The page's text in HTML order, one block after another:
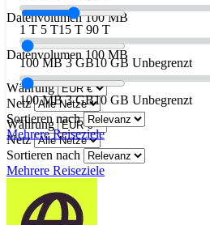
Datenvolumen 100 MB
100 MB 3 GB10 GB Unbegrenzt
Währung
Netz
Sortieren nach
Mehrere Reiseziele
1 T 5 T15 T 90 T
Datenvolumen 100 MB
100 MB 3 GB10 GB Unbegrenzt
Währung
Netz
Sortieren nach
Mehrere Reiseziele